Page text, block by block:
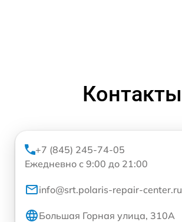
Контакты
+7 (845) 245-74-05
Ежедневно с 9:00 до 21:00
info@srt.polaris-repair-center.ru
Большая Горная улица, 310А